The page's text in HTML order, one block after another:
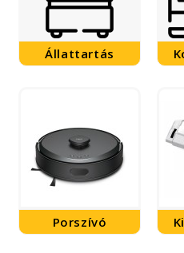
Állattartás
Porszívó